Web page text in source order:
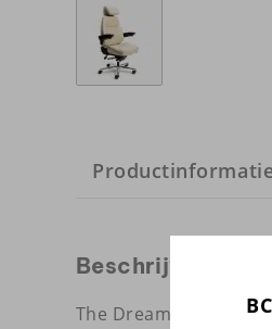
Beschrijving
The Dream is een